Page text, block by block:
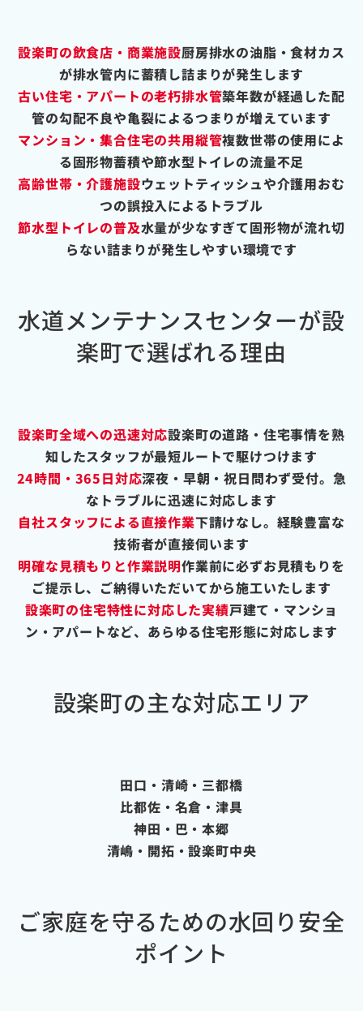
設楽町の飲食店・商業施設厨房排水の油脂・食材カス
が排水管内に蓄積し詰まりが発生します
古い住宅・アパートの老朽排水管築年数が経過した配
管の勾配不良や亀裂によるつまりが増えています
マンション・集合住宅の共用縦管複数世帯の使用によ
る固形物蓄積や節水型トイレの流量不足
高齢世帯・介護施設ウェットティッシュや介護用おむ
つの誤投入によるトラブル
節水型トイレの普及水量が少なすぎて固形物が流れ切
らない詰まりが発生しやすい環境です
水道メンテナンスセンターが設
楽町で選ばれる理由
設楽町全域への迅速対応設楽町の道路・住宅事情を熟
知したスタッフが最短ルートで駆けつけます
24時間・365日対応深夜・早朝・祝日問わず受付。急
なトラブルに迅速に対応します
自社スタッフによる直接作業下請けなし。経験豊富な
技術者が直接伺います
明確な見積もりと作業説明作業前に必ずお見積もりを
ご提示し、ご納得いただいてから施工いたします
設楽町の住宅特性に対応した実績戸建て・マンショ
ン・アパートなど、あらゆる住宅形態に対応します
設楽町の主な対応エリア
田口・清崎・三都橋
比都佐・名倉・津具
神田・巴・本郷
清嶋・開拓・設楽町中央
ご家庭を守るための水回り安全
ポイント